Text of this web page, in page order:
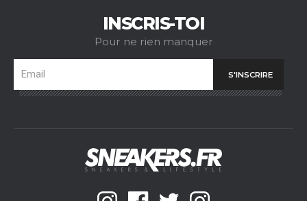
INSCRIS-TOI
Pour ne rien manquer